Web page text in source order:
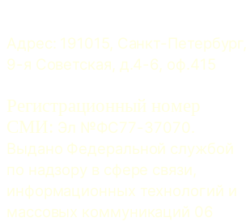
Адрес: 191015, Санкт-Петербург,
9-я Советская, д.4-6, оф.415
Регистрационный номер
СМИ: Эл №ФС77-37070.
Выдано Федеральной службой
по надзору в сфере связи,
информационных технологий и
массовых коммуникаций 06